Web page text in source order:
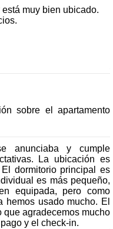
muy bien ubicado.
sobre el apartamento
anunciaba y cumple
La ubicación es
dormitorio principal es
es más pequeño,
equipada, pero como
hemos usado mucho. El
agradecemos mucho
y el check-in.